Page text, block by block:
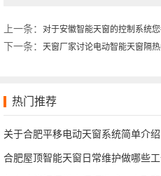
上一条： 对于安徽智能天窗的控制系统
下一条： 天窗厂家讨论电动智能天窗隔
热门推荐
关于合肥平移电动天窗系统简单介绍
合肥屋顶智能天窗日常维护做哪些